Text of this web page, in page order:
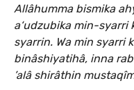
Allâhumma bismika
a‘udzubika min-syarri
syarrin. Wa min syarri
binâshiyatihâ, inna
’alâ shirâthin